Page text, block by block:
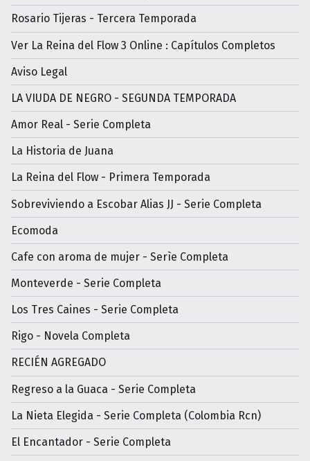
Rosario Tijeras - Tercera Temporada
Ver La Reina del Flow 3 Online : Capítulos Completos
Aviso Legal
LA VIUDA DE NEGRO - SEGUNDA TEMPORADA
Amor Real - Serie Completa
La Historia de Juana
La Reina del Flow - Primera Temporada
Sobreviviendo a Escobar Alias JJ - Serie Completa
Ecomoda
Cafe con aroma de mujer - Serìe Completa
Monteverde - Serie Completa
Los Tres Caines - Serie Completa
Rigo - Novela Completa
RECIÉN AGREGADO
Regreso a la Guaca - Serie Completa
La Nieta Elegida - Serie Completa (Colombia Rcn)
El Encantador - Serie Completa